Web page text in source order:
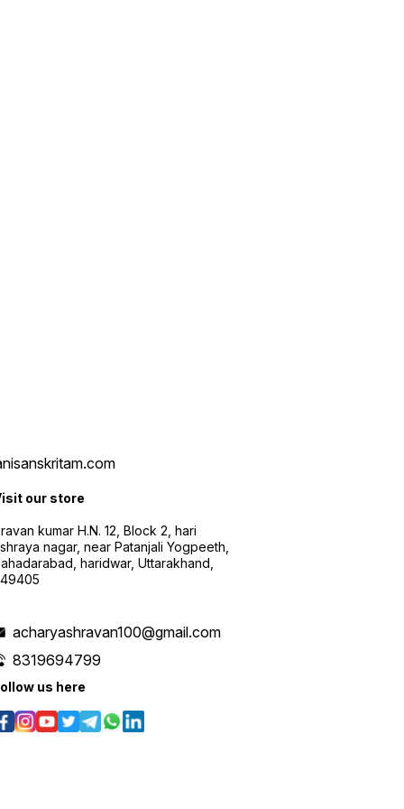
our store
kumar H.N. 12, Block 2, hari
nagar, near Patanjali Yogpeeth,
haridwar, Uttarakhand,
acharyashravan100@gmail.com
8319694799
us here